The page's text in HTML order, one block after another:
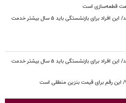
قطعه‌سازی است
فوری؛ شرط جدید بازنشستگی اعلام شد/ این افراد برای بازنشستگی باید ۵ سال بیشتر خدمت
فوری؛ شرط جدید بازنشستگی اعلام شد/ این افراد برای بازنشستگی باید ۵ سال بیشتر خدمت
این رقم برای قیمت بنزین منطقی است